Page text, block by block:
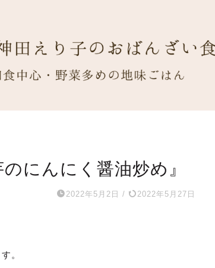
にんにく醤油炒め』
2022年5月2日 / 2022年5月27日
。